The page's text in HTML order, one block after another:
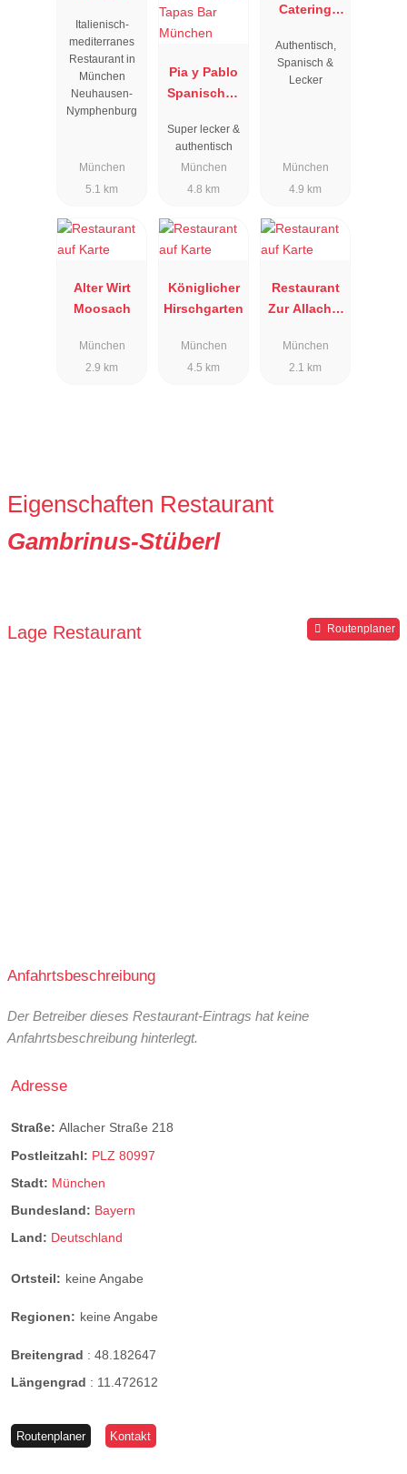
Italienisch-
mediterranes
Restaurant in
München
Neuhausen-
Nymphenburg
München
5.1 km
Pia y Pablo
Spanisches
& Tapas Bar
Super lecker &
authentisch
München
4.8 km
Catering
Authentisch,
Spanisch &
Lecker
München
4.9 km
Alter Wirt
Moosach
München
2.9 km
Königlicher
Hirschgarten
München
4.5 km
Restaurant
Zur Allacher
München
2.1 km
Eigenschaften Restaurant
Gambrinus-Stüberl
Lage Restaurant Routenplaner
Anfahrtsbeschreibung
Der Betreiber dieses Restaurant-Eintrags hat keine
Anfahrtsbeschreibung hinterlegt.
Adresse
Straße: Allacher Straße 218
Postleitzahl: PLZ 80997
Stadt: München
Bundesland: Bayern
Land: Deutschland
Ortsteil: keine Angabe
Regionen: keine Angabe
Breitengrad : 48.182647
Längengrad : 11.472612
Routenplaner Kontakt